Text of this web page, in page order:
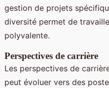
gestion de projets
diversité permet de
polyvalente.
Perspectives de carrière
Les perspectives de
peut évoluer vers des